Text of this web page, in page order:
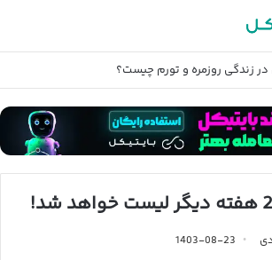
در زندگی روزمره و تورم چیست؟
1403-08-23